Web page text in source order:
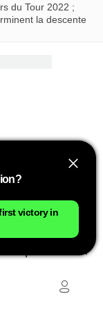
du Tour 2022 ;
la descente
pour tracer
braquage
victory in